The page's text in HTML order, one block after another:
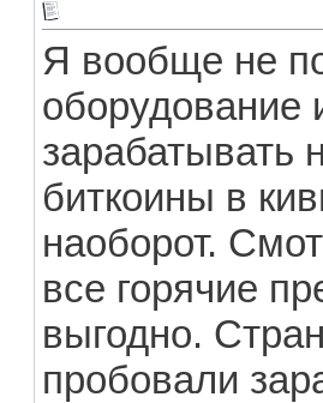
Я вообще не
оборудование
биткоины в
наоборот.
все горячие
выгодно.
пробовали